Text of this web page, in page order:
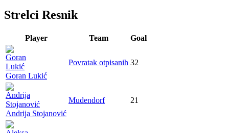
Strelci Resnik
Player Team Goal
Goran Lukić
Povratak otpisanih 32
Andrija Stojanović
Mudendorf 21